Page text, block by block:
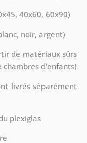
40x60, 60x90)
noir, argent)
de matériaux sûrs
d'enfants)
livrés séparément
plexiglas